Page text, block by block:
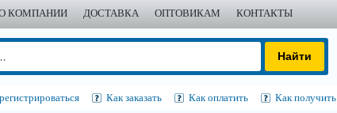
КОМПАНИИ ДОСТАВКА ОПТОВИКАМ КОНТАКТЫ
Как заказать Как оплатить Как получить